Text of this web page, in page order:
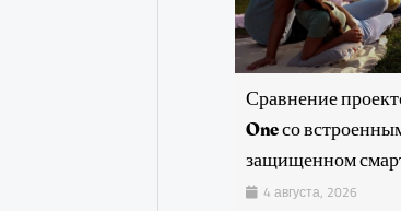
Сравнение
One со
защищенном
4 августа, 2026